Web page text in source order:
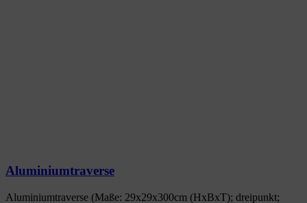
Aluminiumtraverse
Aluminiumtraverse (Maße: 29x29x300cm (HxBxT); dreipunkt;